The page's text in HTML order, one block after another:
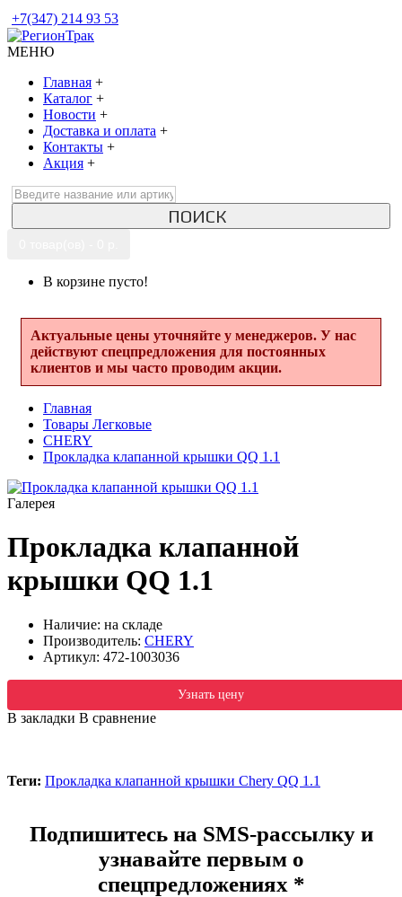
+7(347) 214 93 53
МЕНЮ
Главная +
Каталог +
Новости +
Доставка и оплата +
Контакты +
Акция +
ПОИСК
В корзине пусто!
Актуальные цены уточняйте у менеджеров. У нас
действуют спецпредложения для постоянных
клиентов и мы часто проводим акции.
Главная
Товары Легковые
CHERY
Прокладка клапанной крышки QQ 1.1
Галерея
Прокладка клапанной
крышки QQ 1.1
Наличие: на складе
Производитель: CHERY
Артикул: 472-1003036
Узнать цену
В закладки В сравнение
Теги: Прокладка клапанной крышки Chery QQ 1.1
Подпишитесь на SMS-рассылку и
узнавайте первым о
спецпредложениях *